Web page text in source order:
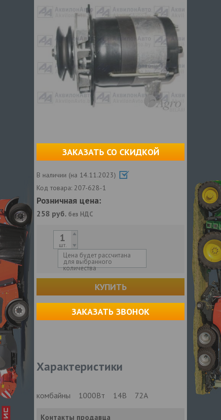
ЗАКАЗАТЬ СО СКИДКОЙ
В наличии (на 14.11.2023)
Код товара: 207-628-1
Розничная цена:
258 руб. без НДС
шт.
Цена будет рассчитана
для выбранного
количества
КУПИТЬ
ЗАКАЗАТЬ ЗВОНОК
Характеристики
комбайны 1000Вт 14В 72А
Контакты продавца